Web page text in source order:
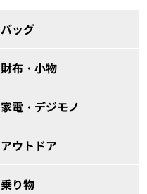
バッグ
財布・小物
家電・デジモノ
アウトドア
乗り物